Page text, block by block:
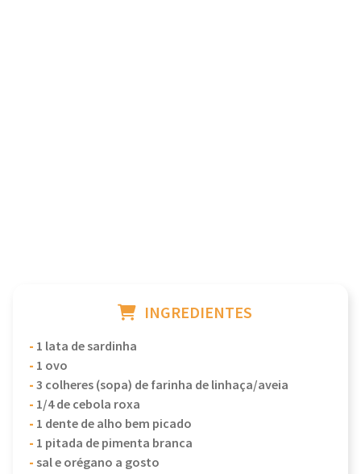
INGREDIENTES
- 1 lata de sardinha
- 1 ovo
-3 colheres (sopa) de farinha de linhaça/aveia
- 1/4 de cebola roxa
- 1 dente de alho bem picado
- 1 pitada de pimenta branca
- sal e orégano a gosto